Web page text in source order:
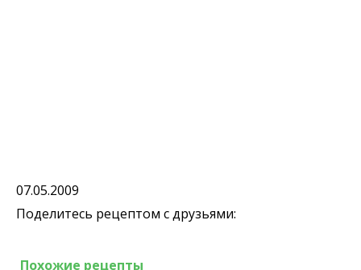
07.05.2009
Поделитесь рецептом с друзьями:
Похожие рецепты